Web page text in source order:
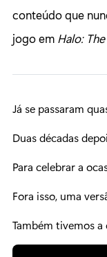
conteúdo que
jogo em Halo:
Já se passaram
Duas décadas
Para celebrar a
Fora isso, uma
Também tivemos